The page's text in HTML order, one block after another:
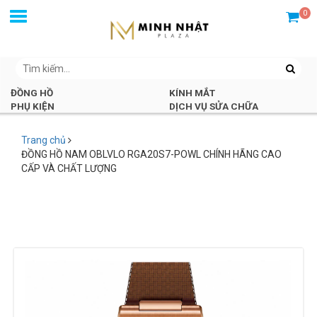
0
ĐỒNG HỒ
KÍNH MẮT
PHỤ KIỆN
DỊCH VỤ SỬA CHỮA
Trang chủ
ĐỒNG HỒ NAM OBLVLO RGA20S7-POWL CHÍNH HÃNG CAO
CẤP VÀ CHẤT LƯỢNG